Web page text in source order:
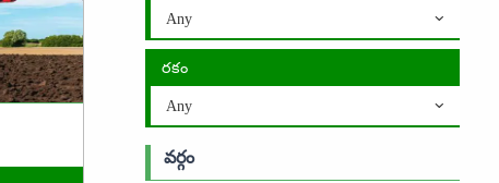
Any
రకం
Any
వర్గం